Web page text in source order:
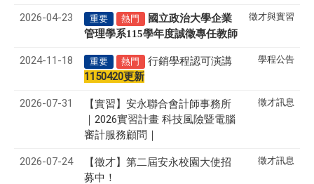
2026-04-23 重要 熱門
國立政治大學企業
管理學系115學年度誠徵專任教師
徵才與實習
2024-11-18 重要 熱門
行銷學程認可演講
1150420更新
學程公告
2026-07-31
【實習】安永聯合會計師事務所
｜2026實習計畫 科技風險暨電腦
審計服務顧問｜
徵才訊息
2026-07-24 【徵才】 第二屆安永校園大使招
募中！
徵才訊息